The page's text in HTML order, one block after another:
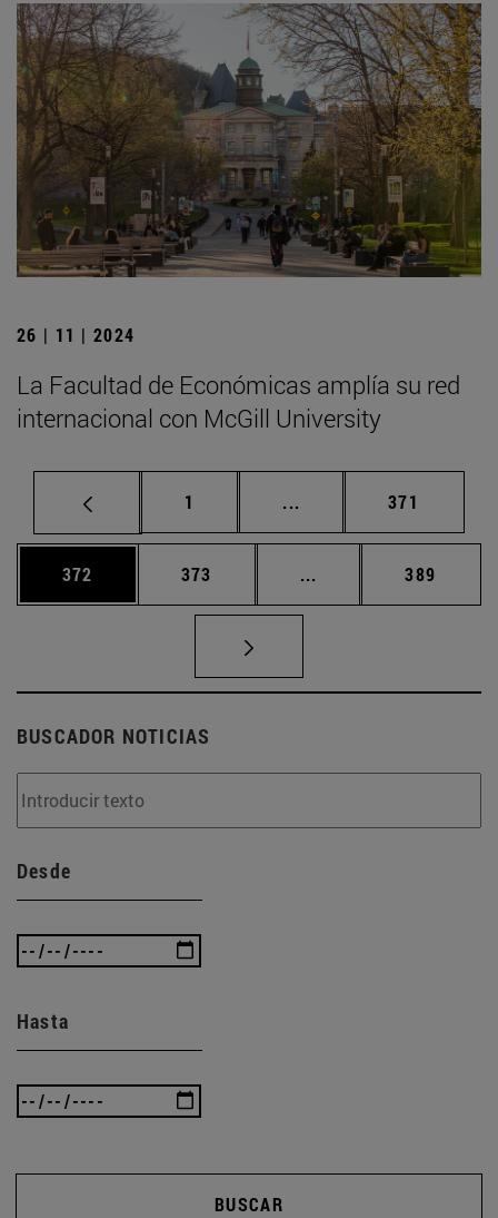
26 | 11 | 2024
La Facultad de Económicas amplía su red
internacional con McGill University
Página
1 ... Páginas intermedias
Página
371
Página
372 Página
373 ... Páginas intermedias
Página
389
BUSCADOR NOTICIAS
Desde
Hasta
BUSCAR